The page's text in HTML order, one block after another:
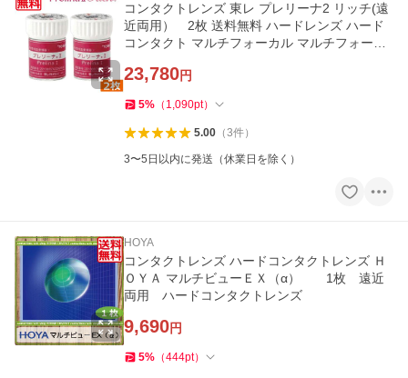
コンタクトレンズ 東レ プレリーナ2 リッチ(遠
近両用） 2枚 送料無料 ハードレンズ ハード
コンタクト マルチフォーカル マルチフォーカ
23,780円
5% （ 1,090pt）
5.00（3件）
3〜5日以内に発送（休業日を除く）
HOYA
コンタクトレンズ ハードコンタクトレンズ Ｈ
ＯＹＡ マルチビューＥＸ（α） 1枚 遠近
両用 ハードコンタクトレンズ
9,690円
5% （444pt）